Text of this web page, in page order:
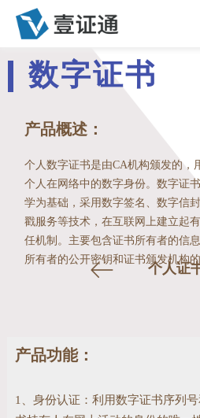
数字证书
产品概述：
个人数字证书是由CA机构颁发的，
个人在网络中的数字身份。数字证
学为基础，采用数字签名、数字信
戳服务等技术，在互联网上建立起
任机制。主要包含证书所有者的信
所有者的公开密钥和证书颁发机构
内容。用户使用此证书在互联网中标
个人证
产品功能：
1、身份认证：利用数字证书序列